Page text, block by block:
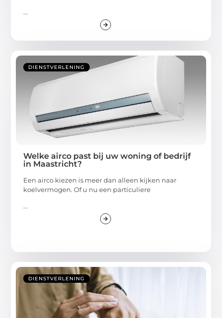
...
DIENSTVERLENING
Welke airco past bij uw woning of bedrijf
in Maastricht?
Een airco kiezen is meer dan alleen kijken naar
koelvermogen. Of u nu een particuliere
...
DIENSTVERLENING